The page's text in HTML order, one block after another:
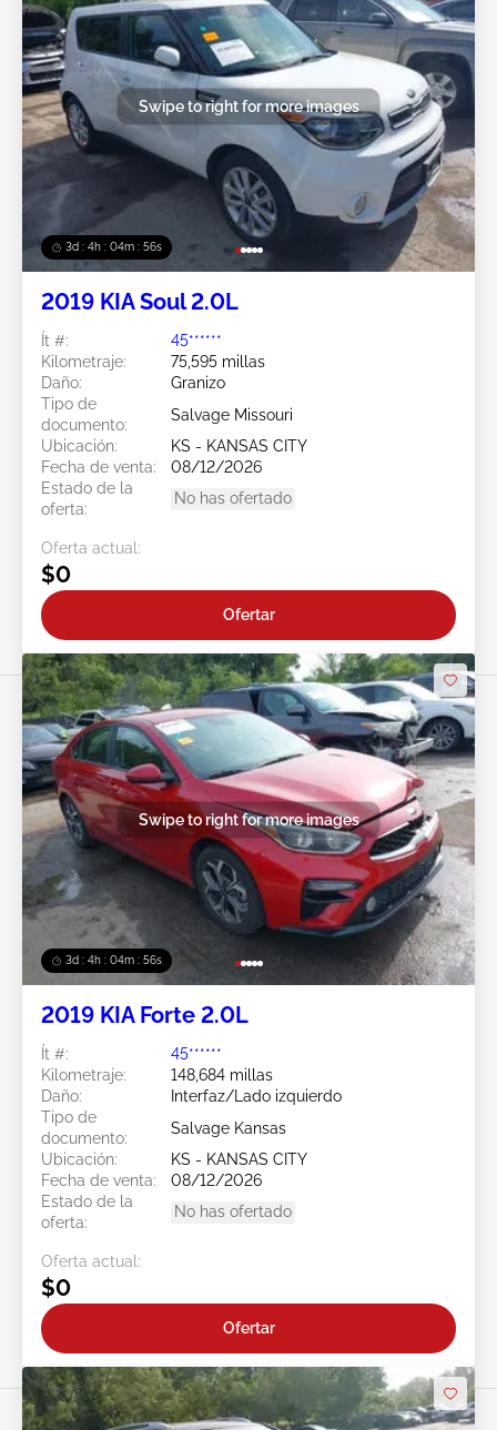
3d : 4h : 04m : 53s
Swipe to right for more images
2019 KIA Soul 2.0L
Ít #:
45******
Kilometraje:
75,595 millas
Daño:
Granizo
Tipo de
documento:
Salvage Missouri
Ubicación:
KS - KANSAS CITY
Fecha de venta:
08/12/2026
Estado de la
oferta:
No has ofertado
Oferta actual:
$0
Ofertar
3d : 4h : 04m : 53s
Swipe to right for more images
2019 KIA Forte 2.0L
Ít #:
45******
Kilometraje:
148,684 millas
Daño:
Interfaz/Lado izquierdo
Tipo de
documento:
Salvage Kansas
Ubicación:
KS - KANSAS CITY
Fecha de venta:
08/12/2026
Estado de la
oferta:
No has ofertado
Oferta actual:
$0
Ofertar